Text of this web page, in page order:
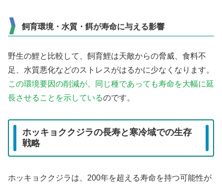
飼育環境・水質・餌が寿命に与える影響
野生の鯉と比較して、飼育鯉は天敵からの脅威、食料不
足、水質悪化などのストレスがはるかに少なくなります。
この環境要因の削減が、同じ種であっても寿命を大幅に延
長させることを示しているのです。
ホッキョククジラの長寿と寒冷域での生存
戦略
ホッキョククジラは、200年を超える寿命を持つ可能性が